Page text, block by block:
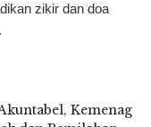
zikir dan doa
Kemenag